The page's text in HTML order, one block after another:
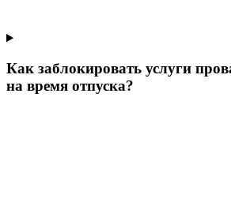
Как заблокировать услуги
на время отпуска?